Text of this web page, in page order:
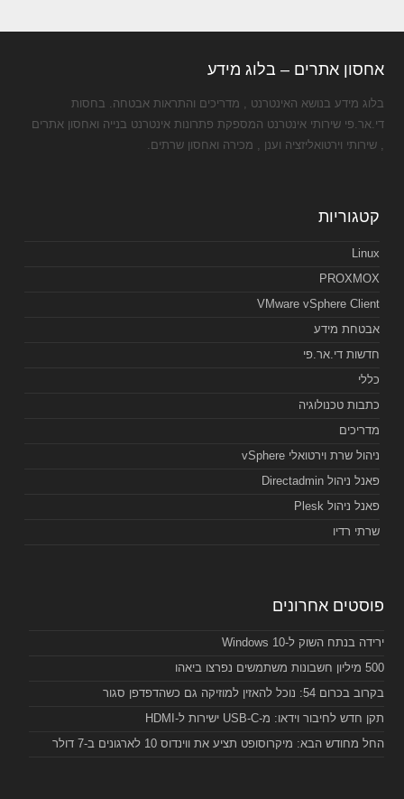
אחסון אתרים – בלוג מידע
בלוג מידע בנושא האינטרנט , מדריכים והתראות אבטחה. בחסות
די.אר.פי שירותי אינטרנט המספקת פתרונות אינטרנט בנייה ואחסון אתרים
, שירותי וירטואליזציה וענן , מכירה ואחסון שרתים.
קטגוריות
Linux
PROXMOX
VMware vSphere Client
אבטחת מידע
חדשות די.אר.פי
כללי
כתבות טכנולוגיה
מדריכים
ניהול שרת וירטואלי vSphere
פאנל ניהול Directadmin
פאנל ניהול Plesk
שרתי רדיו
פוסטים אחרונים
ירידה בנתח השוק ל-Windows 10
500 מיליון חשבונות משתמשים נפרצו ביאהו
בקרוב בכרום 54: נוכל להאזין למוזיקה גם כשהדפדפן סגור
תקן חדש לחיבור וידאו: מ-USB-C ישירות ל-HDMI
החל מחודש הבא: מיקרוסופט תציע את ווינדוס 10 לארגונים ב-7 דולר